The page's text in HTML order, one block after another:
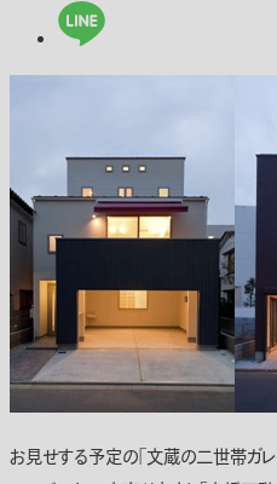
お見せする予定の｢文蔵の二世帯ガレ